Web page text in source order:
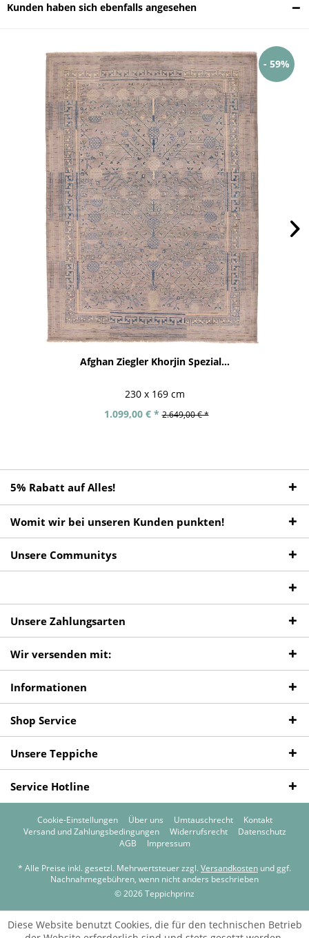
Kunden haben sich ebenfalls angesehen
- 59%
Afghan Ziegler Khorjin Spezial...
230 x 169 cm
1.099,00 € * 2.649,00 € *
5% Rabatt auf Alles!
Womit wir bei unseren Kunden punkten!
Unsere Communitys
Unsere Zahlungsarten
Wir versenden mit:
Informationen
Shop Service
Unsere Teppiche
Service Hotline
Cookie-Einstellungen Über uns Umtauschrecht
Kontakt
Versand und Zahlungsbedingungen
Widerrufsrecht
Datenschutz
AGB
Impressum
* Alle Preise inkl. gesetzl. Mehrwertsteuer zzgl. Versandkosten und ggf.
Nachnahmegebühren, wenn nicht anders beschrieben
© 2026 Teppichprinz
Diese Website benutzt Cookies, die für den technischen Betrieb